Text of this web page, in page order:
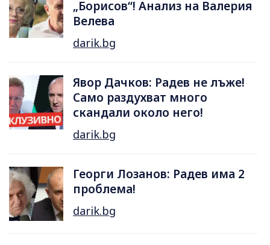
„Борисов“! Анализ на Валерия
Велева
darik.bg
Явор Дачков: Радев не лъже!
Само раздухват много
скандали около него!
darik.bg
Георги Лозанов: Радев има 2
проблема!
darik.bg